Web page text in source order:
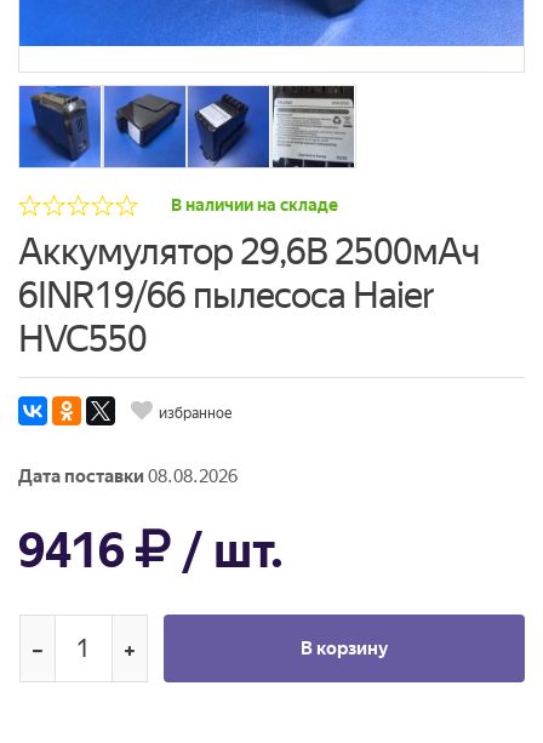
В наличии на складе
Аккумулятор 29,6В 2500мАч
6INR19/66 пылесоса Haier
HVC550
избранное
Дата поставки 08.08.2026
9416 / шт.
В корзину